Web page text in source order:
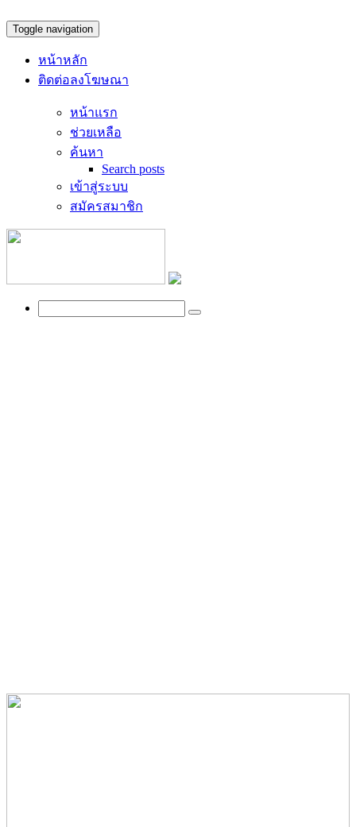
Toggle navigation
หน้าหลัก
ติดต่อลงโฆษณา
หน้าแรก
ช่วยเหลือ
ค้นหา
Search posts
เข้าสู่ระบบ
สมัครสมาชิก